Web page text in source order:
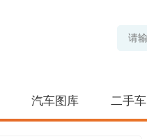
汽车图库 二手车